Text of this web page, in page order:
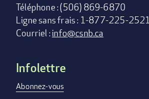
Téléphone : (506) 869-6870
Ligne sans frais : 1-877-225-2521
Courriel :info@csnb.ca
Footer
menu
Infolettre
Abonnez-vous